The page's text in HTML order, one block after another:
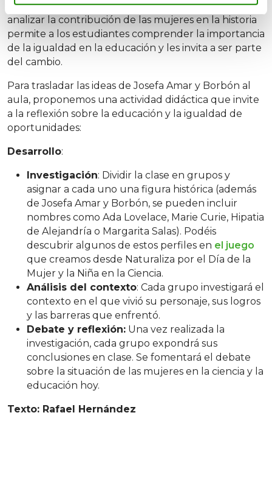
conocimiento sin barreras de género. Conocer y
analizar la contribución de las mujeres en la historia
permite a los estudiantes comprender la importancia
de la igualdad en la educación y les invita a ser parte
del cambio.
Para trasladar las ideas de Josefa Amar y Borbón al
aula, proponemos una actividad didáctica que invite
a la reflexión sobre la educación y la igualdad de
oportunidades:
Desarrollo:
Investigación: Dividir la clase en grupos y
asignar a cada uno una figura histórica (además
de Josefa Amar y Borbón, se pueden incluir
nombres como Ada Lovelace, Marie Curie, Hipatia
de Alejandría o Margarita Salas). Podéis
descubrir algunos de estos perfiles en el juego
que creamos desde Naturaliza por el Día de la
Mujer y la Niña en la Ciencia.
Análisis del contexto: Cada grupo investigará el
contexto en el que vivió su personaje, sus logros
y las barreras que enfrentó.
Debate y reflexión: Una vez realizada la
investigación, cada grupo expondrá sus
conclusiones en clase. Se fomentará el debate
sobre la situación de las mujeres en la ciencia y la
educación hoy.
Texto: Rafael Hernández